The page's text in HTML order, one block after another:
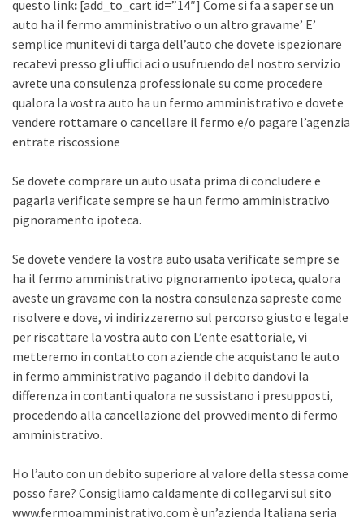
questo link: [add_to_cart id=”14″] Come si fa a saper se un
auto ha il fermo amministrativo o un altro gravame’ E’
semplice munitevi di targa dell’auto che dovete ispezionare
recatevi presso gli uffici aci o usufruendo del nostro servizio
avrete una consulenza professionale su come procedere
qualora la vostra auto ha un fermo amministrativo e dovete
vendere rottamare o cancellare il fermo e/o pagare l’agenzia
entrate riscossione
Se dovete comprare un auto usata prima di concludere e
pagarla verificate sempre se ha un fermo amministrativo
pignoramento ipoteca.
Se dovete vendere la vostra auto usata verificate sempre se
ha il fermo amministrativo pignoramento ipoteca, qualora
aveste un gravame con la nostra consulenza sapreste come
risolvere e dove, vi indirizzeremo sul percorso giusto e legale
per riscattare la vostra auto con L’ente esattoriale, vi
metteremo in contatto con aziende che acquistano le auto
in fermo amministrativo pagando il debito dandovi la
differenza in contanti qualora ne sussistano i presupposti,
procedendo alla cancellazione del provvedimento di fermo
amministrativo.
Ho l’auto con un debito superiore al valore della stessa come
posso fare? Consigliamo caldamente di collegarvi sul sito
www.fermoamministrativo.com è un’azienda Italiana seria